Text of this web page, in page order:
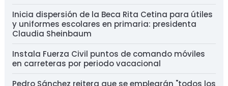
Inicia dispersión de la Beca Rita Cetina para útiles
y uniformes escolares en primaria: presidenta
Claudia Sheinbaum
Instala Fuerza Civil puntos de comando móviles
en carreteras por periodo vacacional
Pedro Sánchez reitera que se emplearán "todos los